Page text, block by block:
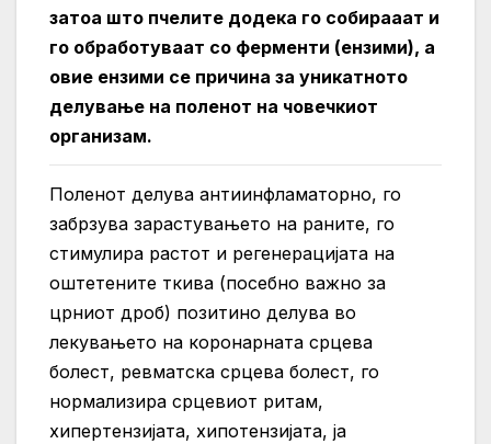
затоа што пчелите додека го собирааат и
го обработуваат со ферменти (ензими), а
овие ензими се причина за уникатното
делување на поленот на човечкиот
организам.
Поленот делува антиинфламаторно, го
забрзува зарастувањето на раните, го
стимулира растот и регенерацијата на
оштетените ткива (посебно важно за
црниот дроб) позитино делува во
лекувањето на коронарната срцева
болест, ревматска срцева болест, го
нормализира срцевиот ритам,
хипертензијата, хипотензијата, ја